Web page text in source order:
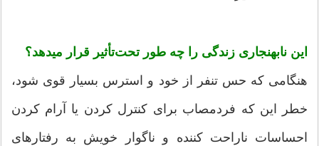
این نابهنجاری زندگی را چه طور تحت‌تأثیر قرار میدهد؟
هنگامی که حس تنفر از خود و استرس بسیار قوی شود،
خطر این که فردمصاب برای کنترل کردن یا آرام کردن
احساسات ناراحت کننده و ناگوار خویش به رفتارهای